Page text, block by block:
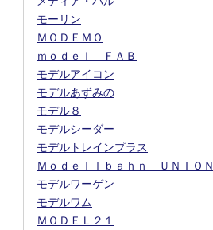
モーリン
ＭＯＤＥＭＯ
ｍｏｄｅｌ ＦＡＢ
モデルアイコン
モデルあずみの
モデル８
モデルシーダー
モデルトレインプラス
Ｍｏｄｅｌｌｂａｈｎ ＵＮＩＯＮ
モデルワーゲン
モデルワム
ＭＯＤＥＬ２１